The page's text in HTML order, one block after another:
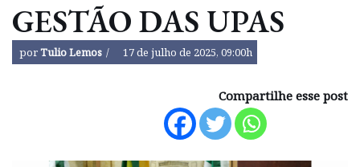
GESTÃO DAS UPAS
porTulio Lemos 17 de julho de 2025, 09:00h
Compartilhe esse post